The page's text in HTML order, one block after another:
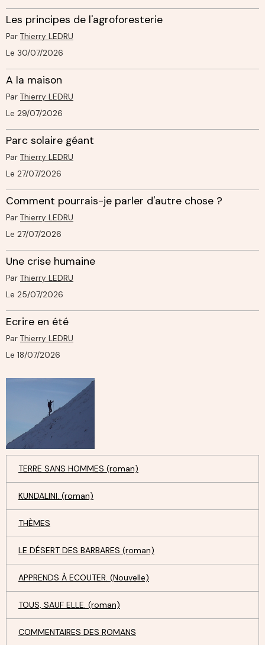
Les principes de l'agroforesterie
Par Thierry LEDRU
Le 30/07/2026
A la maison
Par Thierry LEDRU
Le 29/07/2026
Parc solaire géant
Par Thierry LEDRU
Le 27/07/2026
Comment pourrais-je parler d'autre chose ?
Par Thierry LEDRU
Le 27/07/2026
Une crise humaine
Par Thierry LEDRU
Le 25/07/2026
Ecrire en été
Par Thierry LEDRU
Le 18/07/2026
TERRE SANS HOMMES (roman)
KUNDALINI. (roman)
THÈMES
LE DÉSERT DES BARBARES (roman)
APPRENDS À ECOUTER. (Nouvelle)
TOUS, SAUF ELLE. (roman)
COMMENTAIRES DES ROMANS